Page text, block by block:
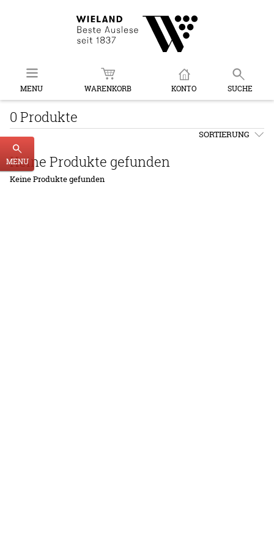
MENU WARENKORB KONTO SUCHE
MENU
0 Produkte
SORTIERUNG
Keine Produkte gefunden
Keine Produkte gefunden